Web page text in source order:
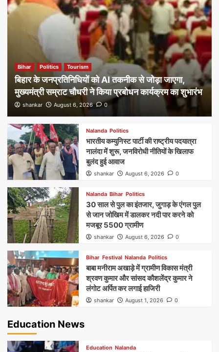
Bihar Politics Tourism
बिहार के जनप्रतिनिधियों को AI तकनीक से जोड़ा जाएगा,
मुख्यमंत्री सम्राट चौधरी ने किया प्रबोधन कार्यक्रम का शुभारंभ
shankar August 6, 2026 0
Nalanda Politics
भारतीय कम्युनिस्ट पार्टी की राष्ट्रीय पदयात्रा
नालंदा में शुरू, जनविरोधी नीतियों के खिलाफ
बुलंद हुई आवाज
shankar August 6, 2026 0
Nalanda Bihar Politics
30 साल से पुल का इंतजार, जुगाड़ के एंगल पुल
से जान जोखिम में डालकर नदी पार करने को
मजबूर 5500 ग्रामीण
shankar August 6, 2026 0
Bihar Festival Nalanda Politics
बाबा मनीराम अखाड़े में ग्रामीण विकास मंत्री
श्रवण कुमार और सांसद कौशलेंद्र कुमार ने
लंगोट अर्पित कर लगाई हाजिरी
shankar August 1, 2026 0
Education News
Education Nalanda